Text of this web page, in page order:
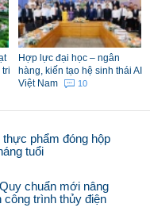
Hợp lực đại học – ngân
hàng, kiến tạo hệ sinh thái AI
Việt Nam
10
phẩm đóng hộp
tuổi
chuẩn mới nâng
công trình thủy điện